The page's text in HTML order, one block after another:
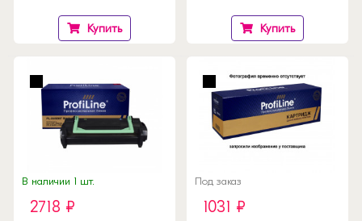
Купить Купить
В наличии 1 шт.
2718 ₽
Под заказ
1031 ₽